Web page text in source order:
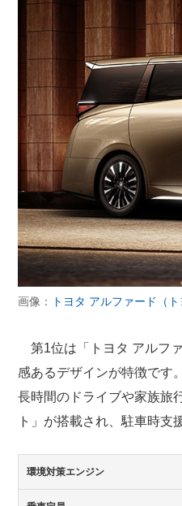
画像： トヨタ アルファード（
第1位は「トヨタ アルフ
感あるデザインが特徴です
長時間のドライブや家族旅
ト」が搭載され、駐車時支
環境対策エンジン